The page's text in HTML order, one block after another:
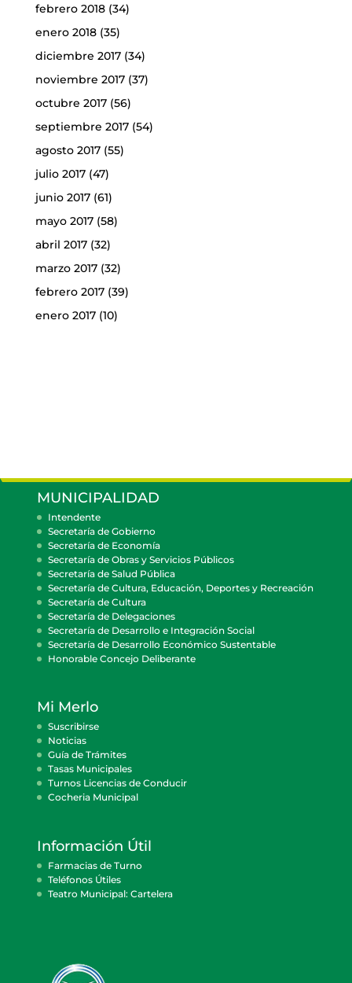
febrero 2018(34)
enero 2018(35)
diciembre 2017(34)
noviembre 2017(37)
octubre 2017(56)
septiembre 2017(54)
agosto 2017(55)
julio 2017(47)
junio 2017(61)
mayo 2017(58)
abril 2017(32)
marzo 2017(32)
febrero 2017(39)
enero 2017(10)
MUNICIPALIDAD
Intendente
Secretaría de Gobierno
Secretaría de Economía
Secretaría de Obras y Servicios Públicos
Secretaría de Salud Pública
Secretaría de Cultura, Educación, Deportes y Recreación
Secretaría de Cultura
Secretaría de Delegaciones
Secretaría de Desarrollo e Integración Social
Secretaría de Desarrollo Económico Sustentable
Honorable Concejo Deliberante
Mi Merlo
Suscribirse
Noticias
Guía de Trámites
Tasas Municipales
Turnos Licencias de Conducir
Cocheria Municipal
Información Útil
Farmacias de Turno
Teléfonos Útiles
Teatro Municipal: Cartelera